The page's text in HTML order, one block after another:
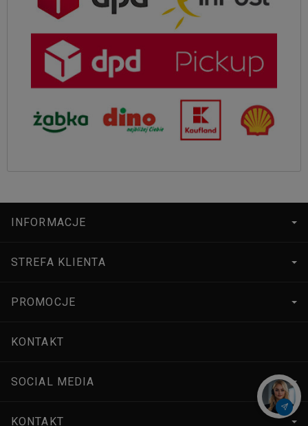
INFORMACJE
STREFA KLIENTA
PROMOCJE
KONTAKT
SOCIAL MEDIA
KONTAKT